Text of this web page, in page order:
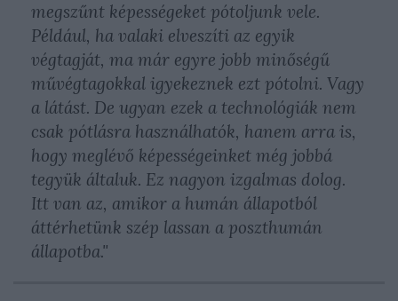
megszűnt képességeket pótoljunk vele.
Például, ha valaki elveszíti az egyik
végtagját, ma már egyre jobb minőségű
művégtagokkal igyekeznek ezt pótolni. Vagy
a látást. De ugyan ezek a technológiák nem
csak pótlásra használhatók, hanem arra is,
hogy meglévő képességeinket még jobbá
tegyük általuk. Ez nagyon izgalmas dolog.
Itt van az, amikor a humán állapotból
áttérhetünk szép lassan a poszthumán
állapotba."